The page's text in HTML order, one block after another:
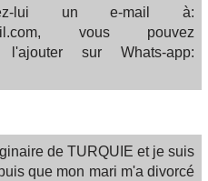
lui un e-mail à:
vous pouvez
sur Whats-app:
de TURQUIE et je suis
que mon mari m'a divorcé